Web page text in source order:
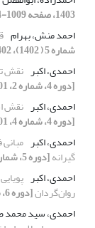
1403، صفحه 1009-1024]
احمد منش، بهرام
شماره 5 ( 1402)، 1402، صفحه 493-512]
احمدی، اکبر نقش
[دوره 4، شماره 2، 1401، صفحه 147-163]
احمدی، اکبر نقش
[دوره 4، شماره 4، 1401، صفحه 39-63]
احمدی، اکبر
گیرانه[دوره 5، شماره 1، 1402، صفحه 224-236]
احمدی، اکبر
روان‌گردان[دوره 6، شماره 5، 1403، صفحه 635-650]
احمدی، سید محمد